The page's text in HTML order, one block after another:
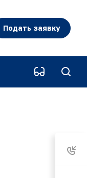
Подать заявку